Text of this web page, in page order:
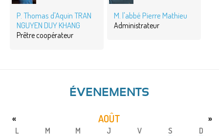
P. Thomas d'Aquin TRAN
NGUYEN DUY KHANG
Prêtre coopérateur
M. l'abbé Pierre Mathieu
Administrateur
ÉVENEMENTS
AOÛT
« »
L M M J V S
D